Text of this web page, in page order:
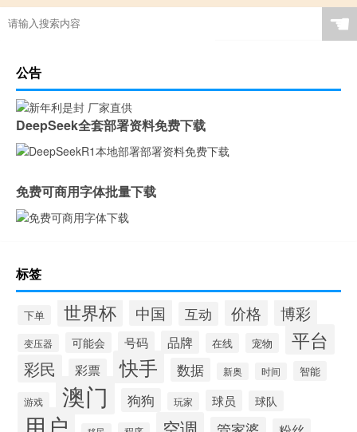
☚
公告
DeepSeek全套部署资料免费下载
免费可商用字体批量下载
标签
下单 世界杯 中国 互动 价格 博彩
变压器 可能会 号码 品牌 在线 宠物 平台
彩民 彩票 快手 数据 新奥 时间 智能
游戏 澳门 狗狗 玩家 球员 球队
用户